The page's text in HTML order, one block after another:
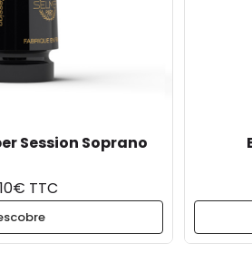
Session Soprano
TTC